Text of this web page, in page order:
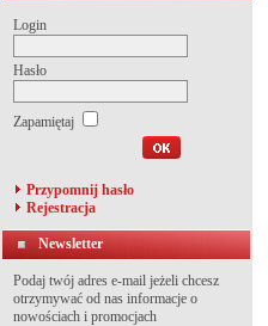
Login
Hasło
Zapamiętaj
Przypomnij hasło
Rejestracja
Newsletter
Podaj twój adres e-mail jeżeli chcesz
otrzymywać od nas informacje o
nowościach i promocjach